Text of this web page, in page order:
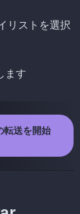
リストを選択
ます
送を開始